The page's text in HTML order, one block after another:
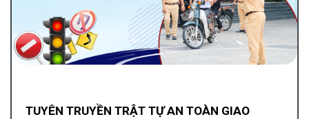
TUYÊN TRUYỀN TRẬT TỰ AN TOÀN GIAO